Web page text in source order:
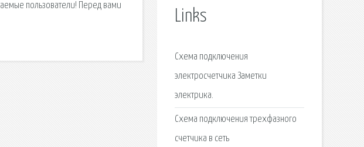
пользователи! Перед вами
Links
Схема подключения
электросчетчика Заметки
электрика.
Схема подключения трехфазного
счетчика в сеть